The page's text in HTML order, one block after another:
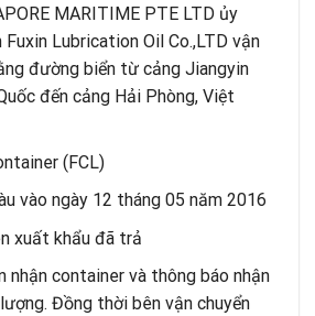
MARITIME PTE LTD ủy
Fuxin Lubrication Oil Co.,LTD vận
đường biển từ cảng Jiangyin
đến cảng Hải Phòng, Việt
(FCL)
vào ngày 12 tháng 05 năm 2016
xuất khẩu đã trả
nhận container và thông báo nhận
Đồng thời bên vận chuyển